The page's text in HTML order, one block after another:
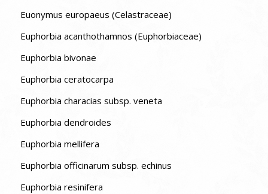
Euonymus europaeus (Celastraceae)
Euphorbia acanthothamnos (Euphorbiaceae)
Euphorbia bivonae
Euphorbia ceratocarpa
Euphorbia characias subsp. veneta
Euphorbia dendroides
Euphorbia mellifera
Euphorbia officinarum subsp. echinus
Euphorbia resinifera